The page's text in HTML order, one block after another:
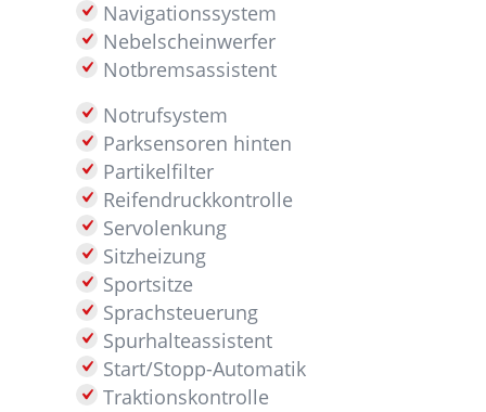
Navigationssystem
Nebelscheinwerfer
Notbremsassistent
Notrufsystem
Parksensoren hinten
Partikelfilter
Reifendruckkontrolle
Servolenkung
Sitzheizung
Sportsitze
Sprachsteuerung
Spurhalteassistent
Start/Stopp-Automatik
Traktionskontrolle